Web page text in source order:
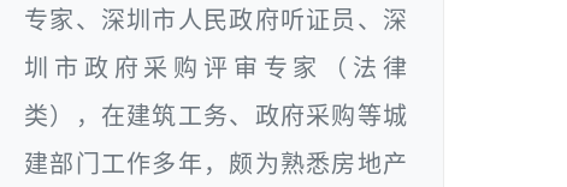
专家、深圳市人民政府听证员、深
圳市政府采购评审专家（法律
类），在建筑工务、政府采购等城
建部门工作多年，颇为熟悉房地产